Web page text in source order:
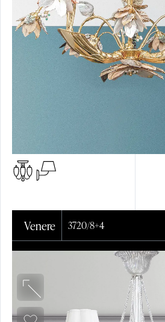
Venere 3720/8+4